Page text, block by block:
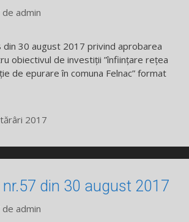
de admin
30 august 2017 privind aprobarea
obiectivul de investiții ”înființare rețea
de epurare în comuna Felnac” format
2017
nr.57 din 30 august 2017
de admin